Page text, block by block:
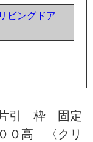
ビングドア
引 枠 固定
０高 〈クリ